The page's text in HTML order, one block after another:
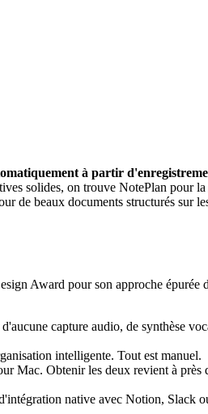
à partir
solides, on trouve NotePlan pour
de beaux documents structurés sur
Award pour son approche épurée
capture audio, de synthèse
intelligente. Tout est manuel.
Mac. Obtenir les deux revient à près
native avec Notion, Slack